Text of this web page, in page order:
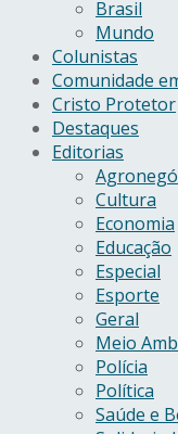
Brasil
Mundo
Colunistas
Comunidade
Cristo Protetor
Destaques
Editorias
Cultura
Economia
Educação
Especial
Esporte
Geral
Meio
Polícia
Política
Saúde e